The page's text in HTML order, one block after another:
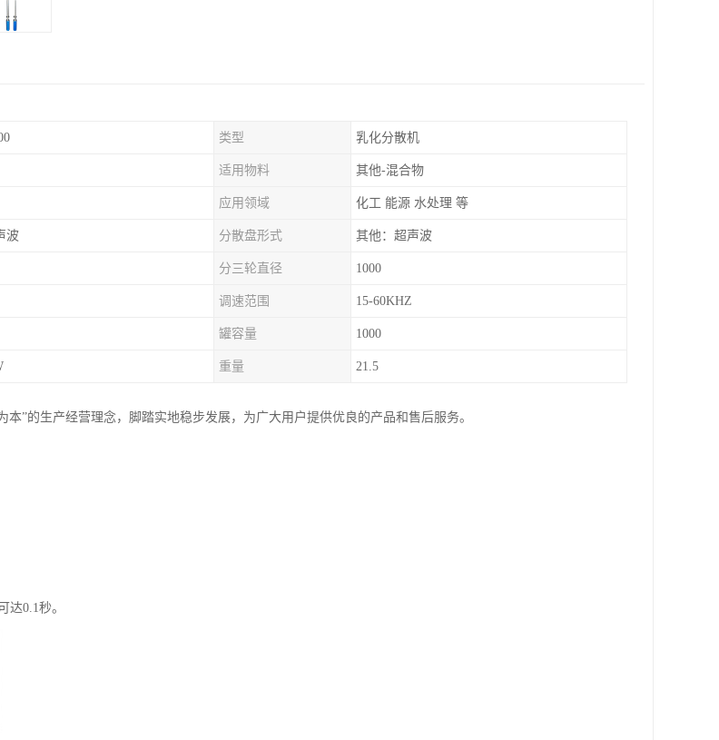
类型 乳化分散机
适用物料 其他-混合物
应用领域 化工 能源 水处理 等
波 分散盘形式 其他：超声波
分三轮直径 1000
调速范围 15-60KHZ
罐容量 1000
重量 21.5
本”的生产经营理念，脚踏实地稳步发展，为广大用户提供优良的产品和售后服务。
达0.1秒。